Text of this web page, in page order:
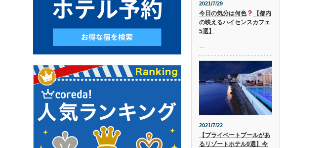
2021/7/29
今日の気分は何色
【都内
の映えるハイセンスカフェ
5選】
2021/7/22
【プライベートプールがあ
るリゾートホテル9選】今